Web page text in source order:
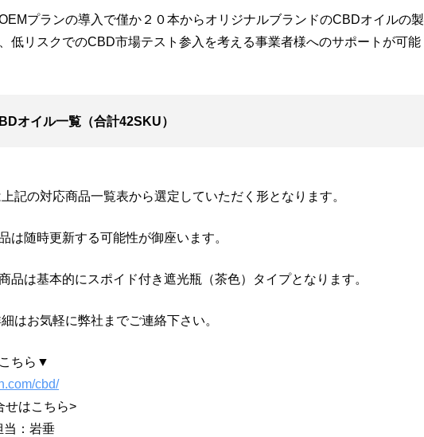
プランの導入で僅か２０本からオリジナルブランドのCBDオイルの製
低リスクでのCBD市場テスト参入を考える事業者様へのサポートが可能
オイル一覧（合計42SKU）
記の対応商品一覧表から選定していただく形となります。
は随時更新する可能性が御座います。
品は基本的にスポイド付き遮光瓶（茶色）タイプとなります。
はお気軽に弊社までご連絡下さい。
ちら▼
cbd/
せはこちら>
当：岩垂